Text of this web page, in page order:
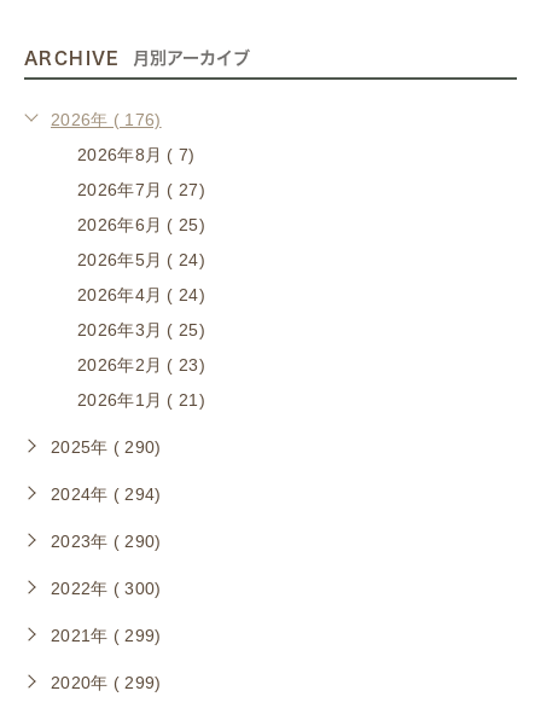
ARCHIVE 月別アーカイブ
2026年 ( 176)
2026年8月 ( 7)
2026年7月 ( 27)
2026年6月 ( 25)
2026年5月 ( 24)
2026年4月 ( 24)
2026年3月 ( 25)
2026年2月 ( 23)
2026年1月 ( 21)
2025年 ( 290)
2024年 ( 294)
2023年 ( 290)
2022年 ( 300)
2021年 ( 299)
2020年 ( 299)